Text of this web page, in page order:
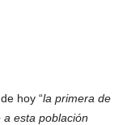
hoy “la primera de
esta población